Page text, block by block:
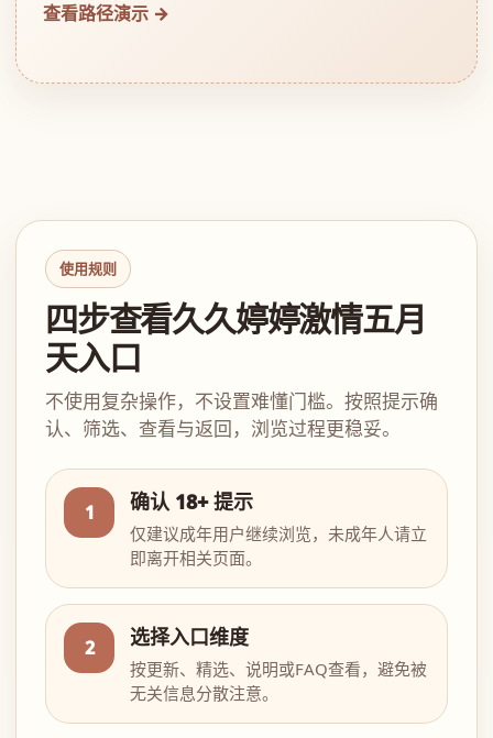
查看路径演示 →
使用规则
四步查看久久婷婷激情五月
天入口
不使用复杂操作，不设置难懂门槛。按照提示确
认、筛选、查看与返回，浏览过程更稳妥。
1 确认 18+ 提示
仅建议成年用户继续浏览，未成年人请立
即离开相关页面。
2 选择入口维度
按更新、精选、说明或FAQ查看，避免被
无关信息分散注意。